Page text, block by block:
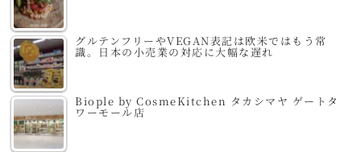
グルテンフリーやVEGAN表記は欧米ではもう常
識。日本の小売業の対応に大幅な遅れ
Biople by CosmeKitchen タカシマヤ ゲートタ
ワーモール店